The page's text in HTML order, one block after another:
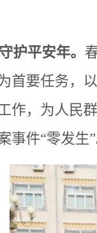
护平安年。
首要任务，以
作，为人民
件“零发生”